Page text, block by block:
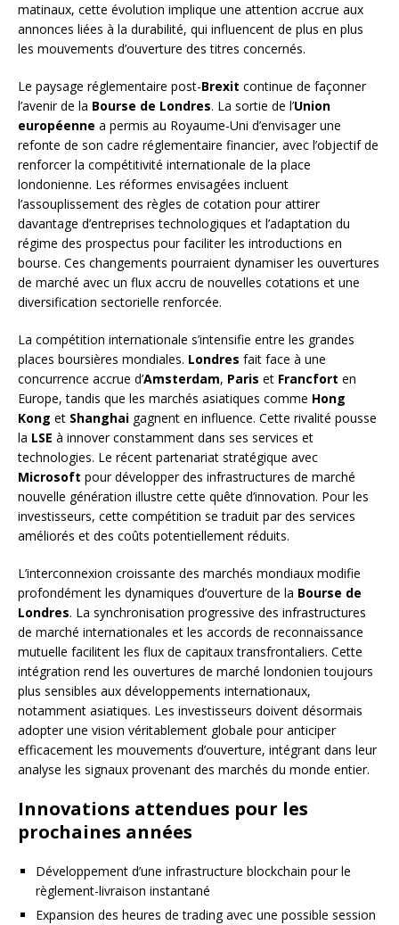
matinaux, cette évolution implique une attention accrue aux
annonces liées à la durabilité, qui influencent de plus en plus
les mouvements d’ouverture des titres concernés.
Le paysage réglementaire post-Brexit continue de façonner
l’avenir de la Bourse de Londres. La sortie de l’Union
européenne a permis au Royaume-Uni d’envisager une
refonte de son cadre réglementaire financier, avec l’objectif de
renforcer la compétitivité internationale de la place
londonienne. Les réformes envisagées incluent
l’assouplissement des règles de cotation pour attirer
davantage d’entreprises technologiques et l’adaptation du
régime des prospectus pour faciliter les introductions en
bourse. Ces changements pourraient dynamiser les ouvertures
de marché avec un flux accru de nouvelles cotations et une
diversification sectorielle renforcée.
La compétition internationale s’intensifie entre les grandes
places boursières mondiales. Londres fait face à une
concurrence accrue d’Amsterdam, Paris et Francfort en
Europe, tandis que les marchés asiatiques comme Hong
Kong et Shanghai gagnent en influence. Cette rivalité pousse
la LSE à innover constamment dans ses services et
technologies. Le récent partenariat stratégique avec
Microsoft pour développer des infrastructures de marché
nouvelle génération illustre cette quête d’innovation. Pour les
investisseurs, cette compétition se traduit par des services
améliorés et des coûts potentiellement réduits.
L’interconnexion croissante des marchés mondiaux modifie
profondément les dynamiques d’ouverture de la Bourse de
Londres. La synchronisation progressive des infrastructures
de marché internationales et les accords de reconnaissance
mutuelle facilitent les flux de capitaux transfrontaliers. Cette
intégration rend les ouvertures de marché londonien toujours
plus sensibles aux développements internationaux,
notamment asiatiques. Les investisseurs doivent désormais
adopter une vision véritablement globale pour anticiper
efficacement les mouvements d’ouverture, intégrant dans leur
analyse les signaux provenant des marchés du monde entier.
Innovations attendues pour les
prochaines années
Développement d’une infrastructure blockchain pour le
règlement-livraison instantané
Expansion des heures de trading avec une possible session